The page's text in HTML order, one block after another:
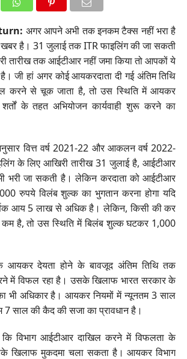
अगर आपने अभी तक इनकम टैक्स नहीं भरा है
है। 31 जुलाई तक ITR फाइलिंग की जा सकती
तारीख तक आईटीआर नहीं जमा किया तो आपकों ये
जी हां अगर कोई आयकरदाता दी गई अंतिम तिथि
करने से चूक जाता है, तो उस स्थिति में आयकर
के तहत अभियोजन कार्यवाही शुरू करने का
वित्त वर्ष 2021-22 और आकलन वर्ष 2022-
के लिए आखिरी तारीख 31 जुलाई है, आईटीआर
भरी जा सकती है। लेकिन करदाता को आईटीआर
रुपये विलंब शुल्क का भुगतान करना होगा यदि
आय 5 लाख से अधिक है। लेकिन, किसी की कर
है, तो उस स्थिति में बिलंब शुल्क घटकर 1,000
आयकर देयता होने के बावजूद अंतिम तिथि तक
में विफल रहा है। उसके खिलाफ भारत सरकार के
भी अधिकार है। आयकर नियमों में न्यूनतम 3 साल
साल की कैद की सजा का प्रावधान है।
कि विभाग आईटीआर दाखिल करने में विफलता के
खिलाफ मुकदमा चला सकता है। आयकर विभाग